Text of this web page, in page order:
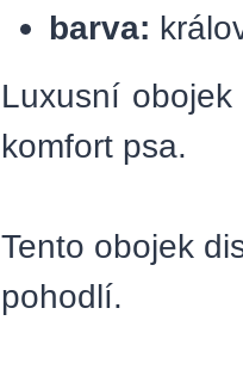
barva:
Luxusní
komfort psa.
Tento obojek
pohodlí.